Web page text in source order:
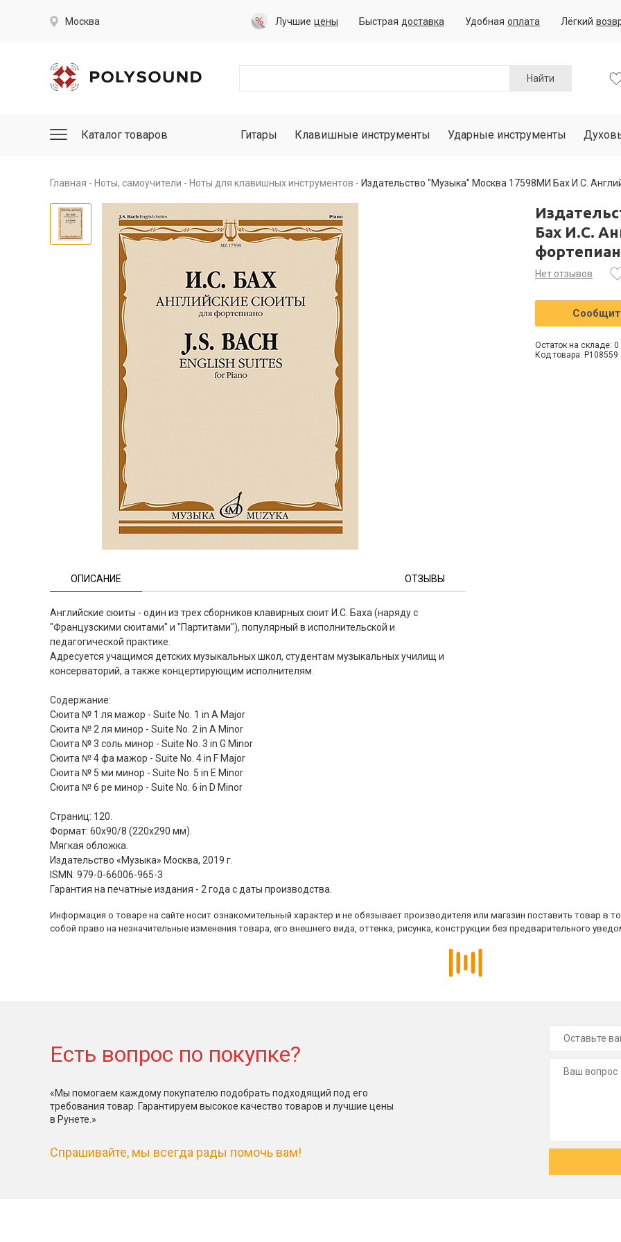
Москва Лучшие цены Быстрая доставка Удобная оплата Лёгкий
Найти
Каталог товаров Гитары Клавишные инструменты Ударные инструменты
Главная Ноты, самоучители Ноты для клавишных инструментов Издательство "Музыка" Москва 17598МИ Бах И.С.
ОПИСАНИЕ ОТЗЫВЫ
Английские сюиты - один из трех сборников клавирных сюит И.С. Баха (наряду с
"Французскими сюитами" и "Партитами"), популярный в исполнительской и
педагогической практике.
Адресуется учащимся детских музыкальных школ, студентам музыкальных училищ и
консерваторий, а также концертирующим исполнителям.
Содержание:
Сюита № 1 ля мажор - Suite No. 1 in A Major
Сюита № 2 ля минор - Suite No. 2 in A Minor
Сюита № 3 соль минор - Suite No. 3 in G Minor
Сюита № 4 фа мажор - Suite No. 4 in F Major
Сюита № 5 ми минор - Suite No. 5 in E Minor
Сюита № 6 ре минор - Suite No. 6 in D Minor
Страниц: 120.
Формат: 60x90/8 (220х290 мм).
Мягкая обложка.
Издательство «Музыка» Москва, 2019 г.
ISMN: 979-0-66006-965-3
Гарантия на печатные издания - 2 года с даты производства.
Бах И.С.
Нет отзывов
Остаток на складе: 0
Код товара: P108559
Информация о товаре на сайте носит ознакомительный характер и не обязывает производителя или магазин поставить товар в
собой право на незначительные изменения товара, его внешнего вида, оттенка, рисунка, конструкции без предварительного
Есть вопрос по покупке?
«Мы помогаем каждому покупателю подобрать подходящий под его
требования товар. Гарантируем высокое качество товаров и лучшие цены
в Рунете.»
Спрашивайте, мы всегда рады помочь вам!